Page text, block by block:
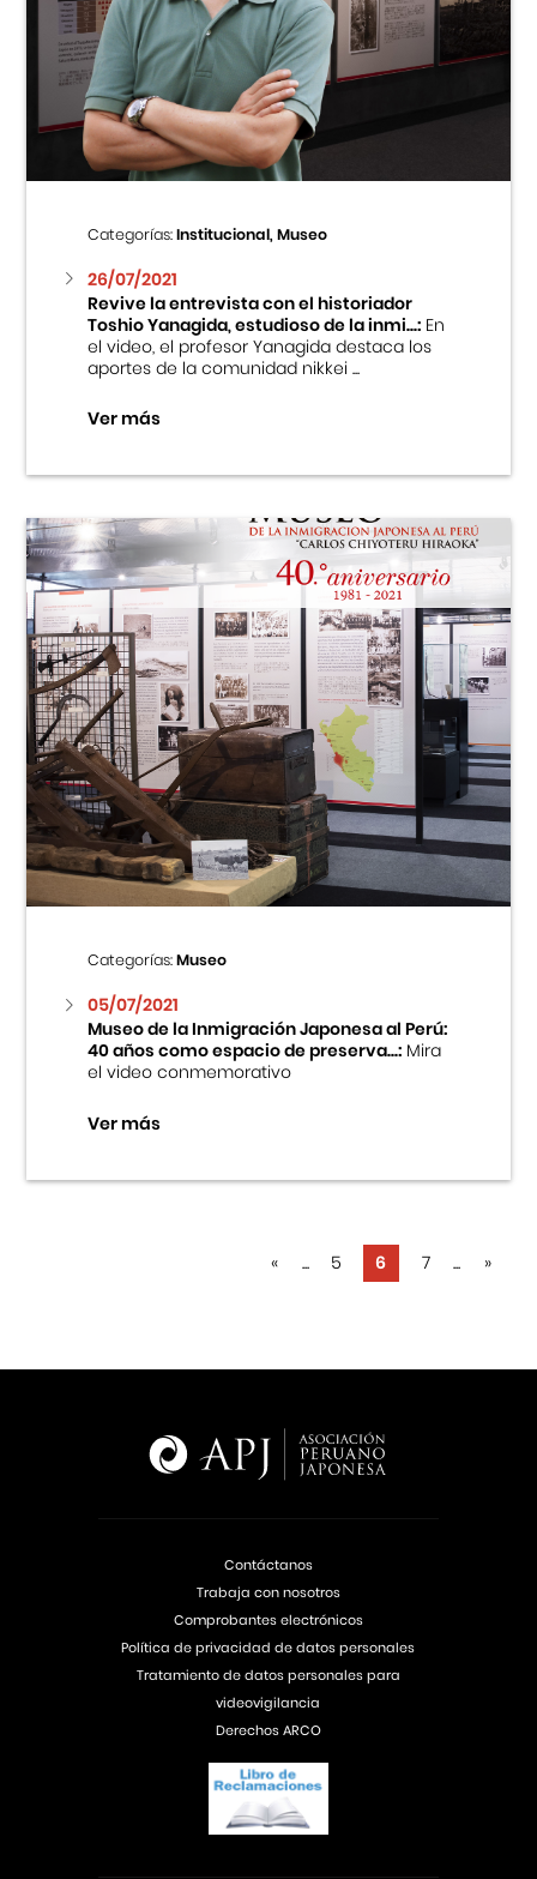
Categorías:Institucional, Museo
26/07/2021
Revive la entrevista con el historiador
Toshio Yanagida, estudioso de la inmi...:En
el video, el profesor Yanagida destaca los
aportes de la comunidad nikkei ...
Ver más
Categorías:Museo
05/07/2021
Museo de la Inmigración Japonesa al Perú:
40 años como espacio de preserva...:Mira
el video conmemorativo
Ver más
« ... 5 6 7 ... »
Contáctanos
Trabaja con nosotros
Comprobantes electrónicos
Política de privacidad de datos personales
Tratamiento de datos personales para
videovigilancia
Derechos ARCO